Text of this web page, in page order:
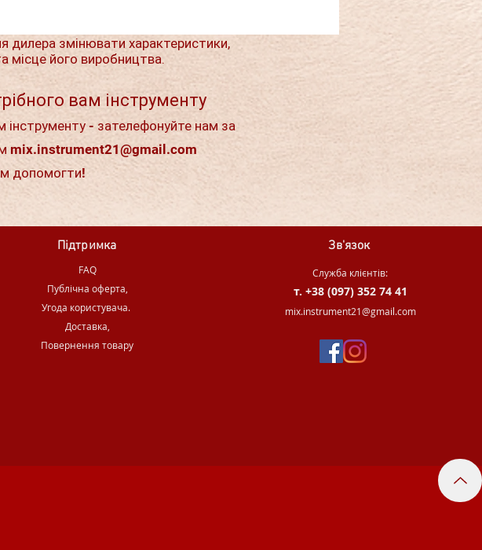
дилера змінювати характеристики,
місце його виробництва.
вам інструменту
- зателефонуйте нам за
mix.instrument21@gmail.com
допомогти!
Підтримка
FAQ
Публічна оферта,
Угода користувача.
Доставка,
Повернення товару
Зв'язок
Служба клієнтів:
т. +38 (097) 352 74 41
mix.instrument21@gmail.com